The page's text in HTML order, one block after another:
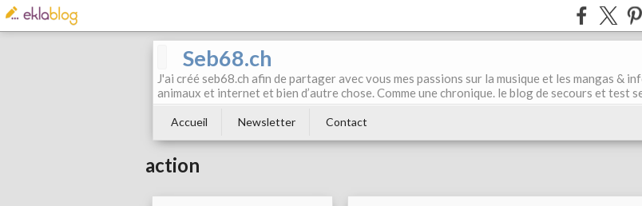
Seb68.ch
J'ai créé seb68.ch afin de partager avec vous mes passions sur la musique et les mangas &
animaux et internet et bien d’autre chose. Comme une chronique. le blog de secours et test
Accueil Newsletter Contact
action